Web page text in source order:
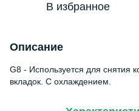
В избранное
Описание
G8 - Используется для снятия
вкладок. С охлаждением.